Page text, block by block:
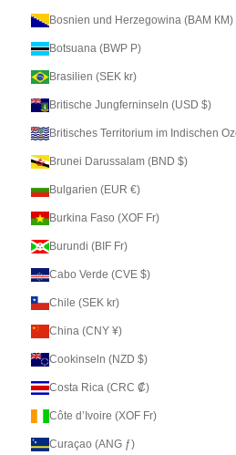
Bosnien und Herzegowina (BAM КМ)
Botsuana (BWP P)
Brasilien (SEK kr)
Britische Jungferninseln (USD $)
Brunei Darussalam (BND $)
Bulgarien (EUR €)
Burkina Faso (XOF Fr)
Burundi (BIF Fr)
Cabo Verde (CVE $)
Chile (SEK kr)
China (CNY ¥)
Cookinseln (NZD $)
Costa Rica (CRC ₡)
Côte d’Ivoire (XOF Fr)
Curaçao (ANG ƒ)